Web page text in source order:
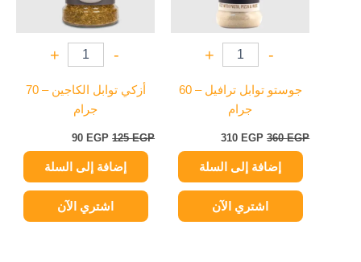
-
+
جوستو توابل ترافيل – 60
جرام
360EGP
310 EGP
إضافة إلى السلة
اشتري الآن
-
+
أزكي توابل الكاجين – 70
جرام
125EGP
90 EGP
إضافة إلى السلة
اشتري الآن